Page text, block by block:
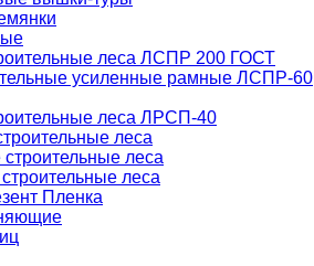
леса ЛСПР 200 ГОСТ
усиленные рамные ЛСПР-60
леса ЛРСП-40
леса
леса
леса
Пленка